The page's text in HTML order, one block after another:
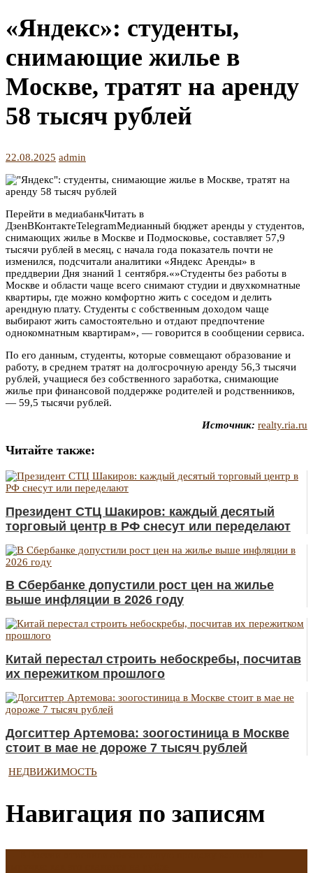
«Яндекс»: студенты,
снимающие жилье в
Москве, тратят на аренду
58 тысяч рублей
22.08.2025 admin
Перейти в медиабанкЧитать в
ДзенВКонтактеTelegramМедианный бюджет аренды у студентов,
снимающих жилье в Москве и Подмосковье, составляет 57,9
тысячи рублей в месяц, с начала года показатель почти не
изменился, подсчитали аналитики «Яндекс Аренды» в
преддверии Дня знаний 1 сентября.«»Студенты без работы в
Москве и области чаще всего снимают студии и двухкомнатные
квартиры, где можно комфортно жить с соседом и делить
арендную плату. Студенты с собственным доходом чаще
выбирают жить самостоятельно и отдают предпочтение
однокомнатным квартирам», — говорится в сообщении сервиса.
По его данным, студенты, которые совмещают образование и
работу, в среднем тратят на долгосрочную аренду 56,3 тысячи
рублей, учащиеся без собственного заработка, снимающие
жилье при финансовой поддержке родителей и родственников,
— 59,5 тысячи рублей.
Источник: realty.ria.ru
Читайте также:
Президент СТЦ Шакиров: каждый десятый
торговый центр в РФ снесут или переделают
В Сбербанке допустили рост цен на жилье
выше инфляции в 2026 году
Китай перестал строить небоскребы, посчитав
их пережитком прошлого
Догситтер Артемова: зоогостиница в Москве
стоит в мае не дороже 7 тысяч рублей
НЕДВИЖИМОСТЬ
Навигация по записям